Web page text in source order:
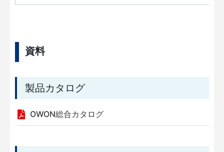
資料
製品カタログ
OWON総合カタログ